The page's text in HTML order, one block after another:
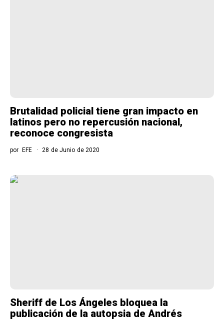
Brutalidad policial tiene gran impacto en
latinos pero no repercusión nacional,
reconoce congresista
por EFE 28 de Junio de 2020
Sheriff de Los Ángeles bloquea la
publicación de la autopsia de Andrés